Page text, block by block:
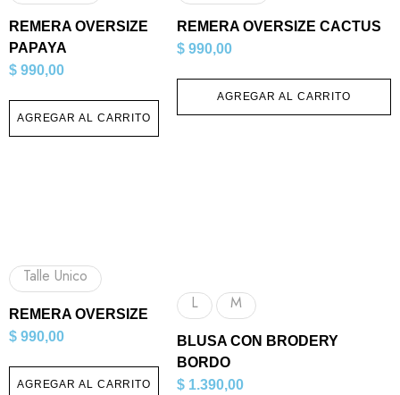
REMERA OVERSIZE
PAPAYA
$ 990,00
AGREGAR AL CARRITO
REMERA OVERSIZE CACTUS
$ 990,00
AGREGAR AL CARRITO
Talle Unico
REMERA OVERSIZE
$ 990,00
AGREGAR AL CARRITO
L M
BLUSA CON BRODERY
BORDO
$ 1.390,00